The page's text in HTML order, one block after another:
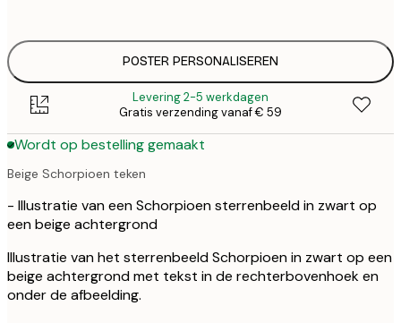
POSTER PERSONALISEREN
Levering 2-5 werkdagen
Gratis verzending vanaf € 59
Wordt op bestelling gemaakt
Beige Schorpioen teken
- Illustratie van een Schorpioen sterrenbeeld in zwart op
een beige achtergrond
Illustratie van het sterrenbeeld Schorpioen in zwart op een
beige achtergrond met tekst in de rechterbovenhoek en
onder de afbeelding.